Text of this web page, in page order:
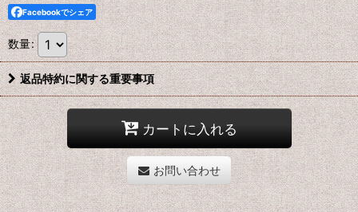
Facebookでシェア
数量:
返品特約に関する重要事項
カートに入れる
お問い合わせ